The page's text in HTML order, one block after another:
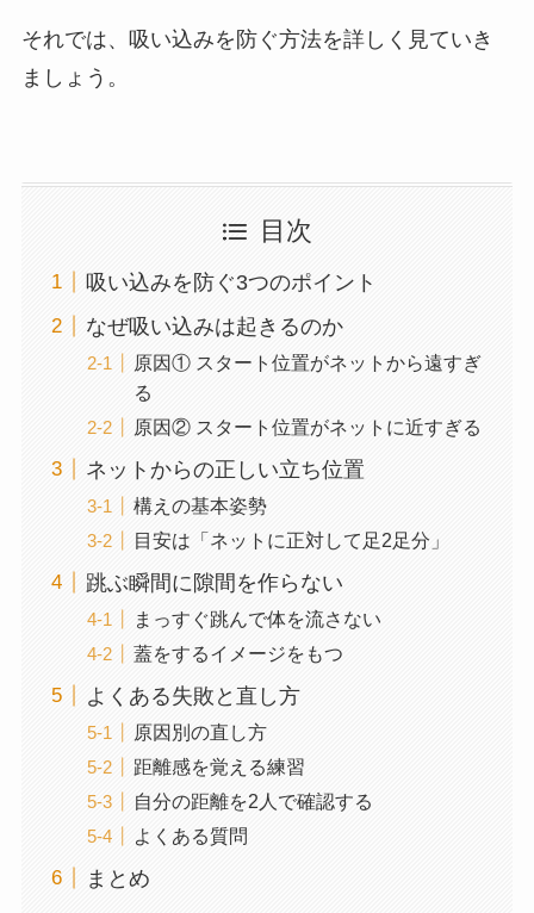
それでは、吸い込みを防ぐ方法を詳しく見ていき
ましょう。
目次
吸い込みを防ぐ3つのポイント
なぜ吸い込みは起きるのか
原因① スタート位置がネットから遠すぎ
る
原因② スタート位置がネットに近すぎる
ネットからの正しい立ち位置
構えの基本姿勢
目安は「ネットに正対して足2足分」
跳ぶ瞬間に隙間を作らない
まっすぐ跳んで体を流さない
蓋をするイメージをもつ
よくある失敗と直し方
原因別の直し方
距離感を覚える練習
自分の距離を2人で確認する
よくある質問
まとめ